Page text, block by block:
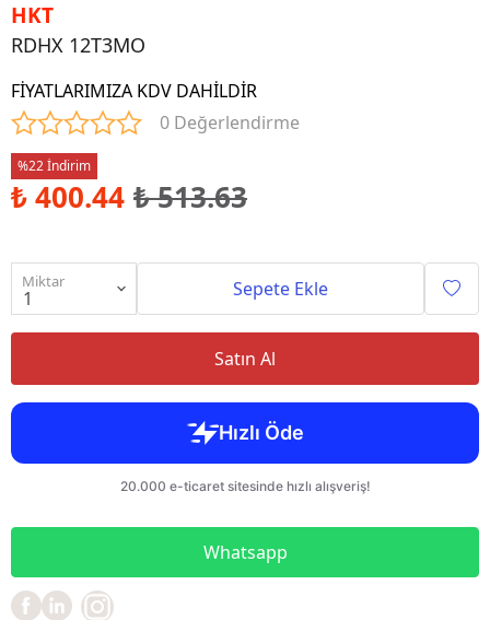
HKT
RDHX 12T3MO
FİYATLARIMIZA KDV DAHİLDİR
0 Değerlendirme
%22 İndirim
₺ 400.44 ₺ 513.63
Miktar Sepete Ekle
Satın Al
Whatsapp